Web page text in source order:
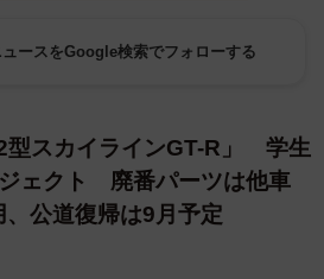
ュースをGoogle検索でフォローする
型スカイラインGT-R」 学生
ェクト 廃番パーツは他車
公道復帰は9月予定